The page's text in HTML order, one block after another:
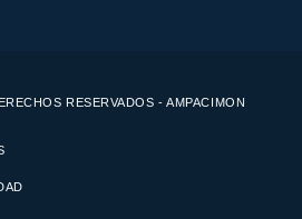
RESERVADOS - AMPACIMON